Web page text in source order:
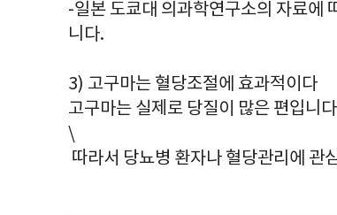
-일본 도쿄대 의과학연구소의 자료에
니다.
3) 고구마는 혈당조절에 효과적이다
고구마는 실제로 당질이 많은 편입니
\
따라서 당뇨병 환자나 혈당관리에 관